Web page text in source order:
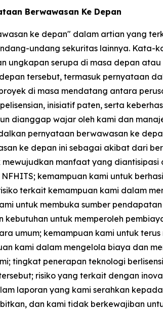
Berwawasan Ke Depan
ke depan" dalam artian yang
undang sekuritas lainnya.
ungkapan serupa di masa depan
tersebut, termasuk pernyataan
di masa mendatang antara
inisiatif paten, serta
dianggap wajar oleh kami dan
pernyataan berwawasan ke
ke depan ini sebagai akibat dari
manfaat yang
kemampuan kami untuk
terkait kemampuan kami dalam
untuk membuka sumber
kebutuhan untuk memperoleh
umum; kemampuan kami untuk
kami dalam mengelola biaya dan
tingkat penerapan teknologi
risiko yang terkait dengan
laporan yang kami serahkan
dan kami tidak berkewajiban